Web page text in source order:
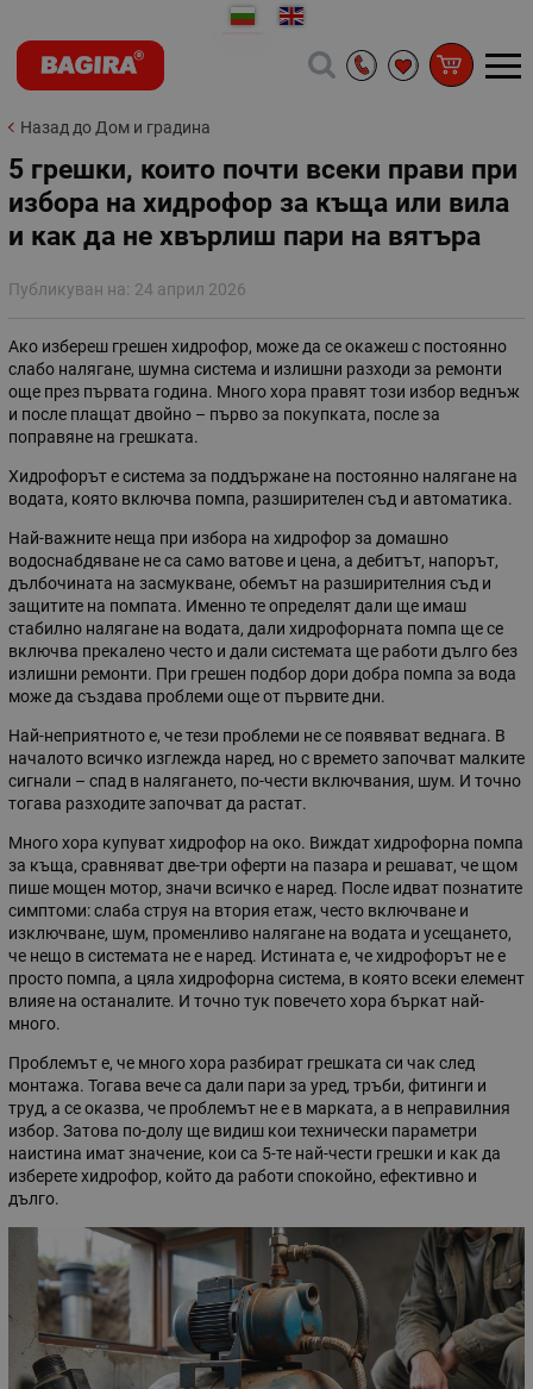
Назад до Дом и градина
5 грешки, които почти всеки прави при
избора на хидрофор за къща или вила
и как да не хвърлиш пари на вятъра
Публикуван на: 24 април 2026
Ако избереш грешен хидрофор, може да се окажеш с постоянно
слабо налягане, шумна система и излишни разходи за ремонти
още през първата година. Много хора правят този избор веднъж
и после плащат двойно – първо за покупката, после за
поправяне на грешката.
Хидрофорът е система за поддържане на постоянно налягане на
водата, която включва помпа, разширителен съд и автоматика.
Най-важните неща при избора на хидрофор за домашно
водоснабдяване не са само ватове и цена, а дебитът, напорът,
дълбочината на засмукване, обемът на разширителния съд и
защитите на помпата. Именно те определят дали ще имаш
стабилно налягане на водата, дали хидрофорната помпа ще се
включва прекалено често и дали системата ще работи дълго без
излишни ремонти. При грешен подбор дори добра помпа за вода
може да създава проблеми още от първите дни.
Най-неприятното е, че тези проблеми не се появяват веднага. В
началото всичко изглежда наред, но с времето започват малките
сигнали – спад в налягането, по-чести включвания, шум. И точно
тогава разходите започват да растат.
Много хора купуват хидрофор на око. Виждат хидрофорна помпа
за къща, сравняват две-три оферти на пазара и решават, че щом
пише мощен мотор, значи всичко е наред. После идват познатите
симптоми: слаба струя на втория етаж, често включване и
изключване, шум, променливо налягане на водата и усещането,
че нещо в системата не е наред. Истината е, че хидрофорът не е
просто помпа, а цяла хидрофорна система, в която всеки елемент
влияе на останалите. И точно тук повечето хора бъркат най-
много.
Проблемът е, че много хора разбират грешката си чак след
монтажа. Тогава вече са дали пари за уред, тръби, фитинги и
труд, а се оказва, че проблемът не е в марката, а в неправилния
избор. Затова по-долу ще видиш кои технически параметри
наистина имат значение, кои са 5-те най-чести грешки и как да
изберете хидрофор, който да работи спокойно, ефективно и
дълго.